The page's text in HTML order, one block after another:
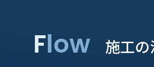
Flow 施工